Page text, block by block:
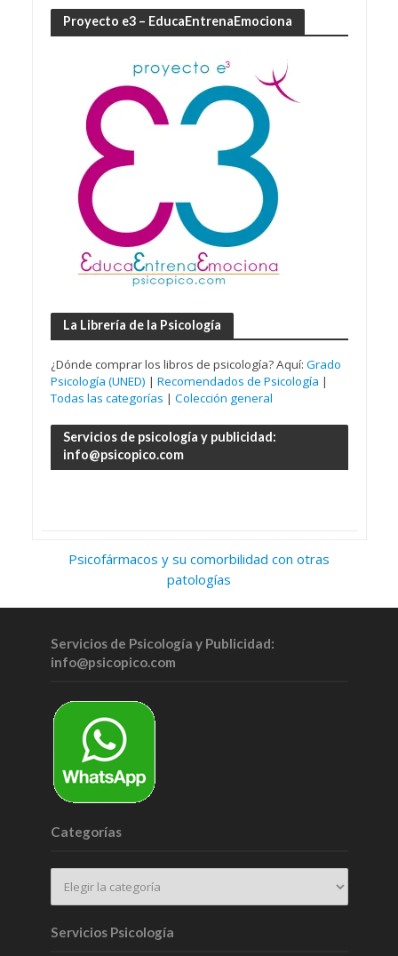
Proyecto e3 – EducaEntrenaEmociona
La Librería de la Psicología
¿Dónde comprar los libros de psicología? Aquí: Grado
Psicología (UNED) | Recomendados de Psicología |
Todas las categorías | Colección general
Servicios de psicología y publicidad:
info@psicopico.com
Psicofármacos y su comorbilidad con otras
patologías
Servicios de Psicología y Publicidad:
info@psicopico.com
Categorías
Servicios Psicología